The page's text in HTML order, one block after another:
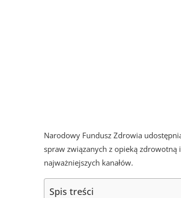
Narodowy Fundusz Zdrowia
spraw związanych z opieką zdrowotną
najważniejszych kanałów.
Spis treści